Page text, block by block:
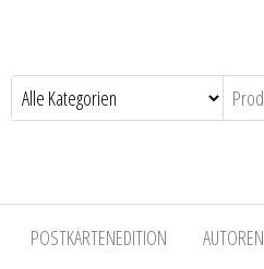
POSTKARTENEDITION AUTOREN